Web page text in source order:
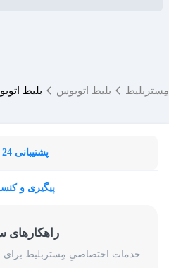
مِستربلیط بلیط اتوبوس بلیط
پشتیبانی 24 ساعته
پیگیری و
راهکارهای
خدمات اختصاصیِ مِستربلیط برای